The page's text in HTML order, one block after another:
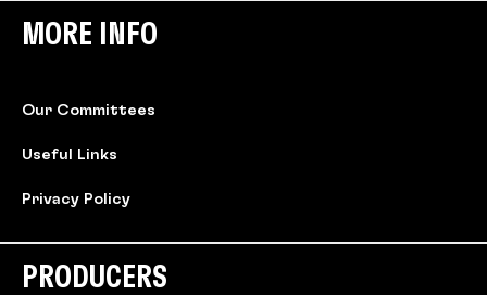
MORE INFO
Our Committees
Useful Links
Privacy Policy
PRODUCERS